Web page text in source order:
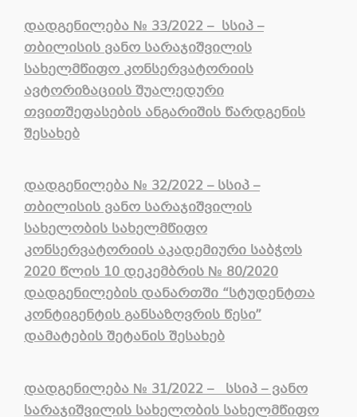
დადგენილება№33/2022 – სსიპ–
თბილისის ვანო სარაჯიშვილის
სახელმწიფო კონსერვატორიის
ავტორიზაციის შუალედური
თვითშეფასების ანგარიშის წარდგენის
შესახებ
დადგენილება № 32/2022 – სსიპ –
თბილისის ვანო სარაჯიშვილის
სახელობის სახელმწიფო
კონსერვატორიის აკადემიური საბჭოს
2020 წლის 10 დეკემბრის № 80/2020
დადგენილების დანართში “სტუდენტთა
კონტიგენტის განსაზღვრის წესი”
დამატების შეტანის შესახებ
დადგენილება№31/2022 – სსიპ – ვანო
სარაჯიშვილის სახელობის სახელმწიფო